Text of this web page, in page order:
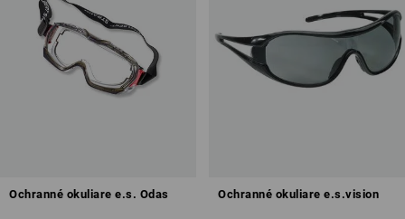
Ochranné okuliare e.s. Odas Ochranné okuliare e.s.vision